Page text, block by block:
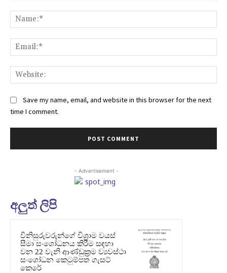
Save my name, email, and website in this browser for the next
time I comment.
- Advertisement -
අලුත් ලිපි
විනිසුරුවරුන්ගේ විශ්‍රාම වයස්
සීමා සංශෝධනය කිරීම සඳහා
වන 22 වැනි ආණ්ඩුක්‍රම ව්‍යවස්ථා
සංශෝධන කෙටුම්පත ගැසට්
කෙරේ